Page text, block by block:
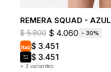
REMERA SQUAD - AZUL
+ 3 variantes
$ 5.800 $ 4.060 30
$ 3.451
$ 3.451